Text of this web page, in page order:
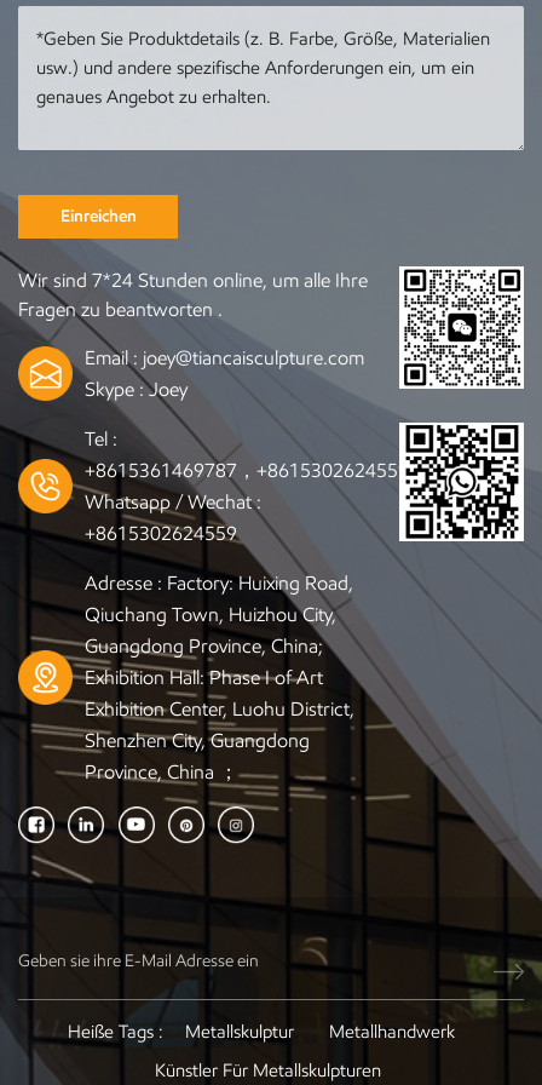
LieferungKontaktieren
Sie uns, um jede
gewünschte Skulptur zu
bestellen
Bestellungen auf der
Grundlage Ihrer Fotos
oder Zeichnungen
Einreichen
Wir sind 7*24 Stunden online, um alle Ihre
Fragen zu beantworten .
Email : joey@tiancaisculpture.com
Skype :Joey
Tel :
+8615361469787，+8615302624559
Whatsapp / Wechat :
+8615302624559
Adresse : Factory: Huixing Road,
Qiuchang Town, Huizhou City,
Guangdong Province, China;
Exhibition Hall: Phase I of Art
Exhibition Center, Luohu District,
Shenzhen City, Guangdong
Province, China ；
Heiße Tags : Metallskulptur
Metallhandwerk
Künstler Für Metallskulpturen